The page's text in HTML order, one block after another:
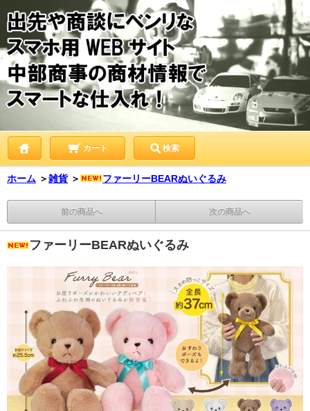
カート 検索
ホーム ＞雑貨 ＞ ファーリーBEARぬいぐるみ
前の商品へ 次の商品へ
ファーリーBEARぬいぐるみ